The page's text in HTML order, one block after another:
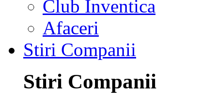
Club Inventica
Afaceri
Stiri Companii
Stiri Companii